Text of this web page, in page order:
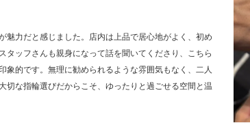
魅力だと感じました。店内は上品で居心地がよく、初め
ッフさんも親身になって話を聞いてくださり、こちら
的です。無理に勧められるような雰囲気もなく、二人
切な指輪選びだからこそ、ゆったりと過ごせる空間と温